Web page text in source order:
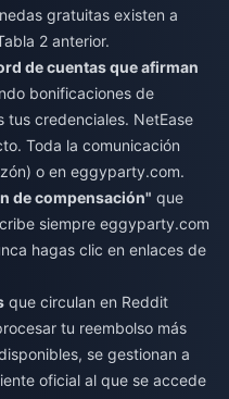
gratuitas existen a
2 anterior.
de cuentas que afirman
bonificaciones de
tus credenciales. NetEase
Toda la comunicación
o en eggyparty.com.
de compensación" que
siempre eggyparty.com
hagas clic en enlaces de
que circulan en Reddit
tu reembolso más
se gestionan a
oficial al que se accede